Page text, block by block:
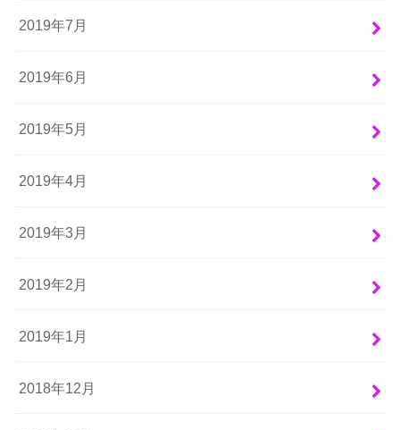
2019年7月
2019年6月
2019年5月
2019年4月
2019年3月
2019年2月
2019年1月
2018年12月